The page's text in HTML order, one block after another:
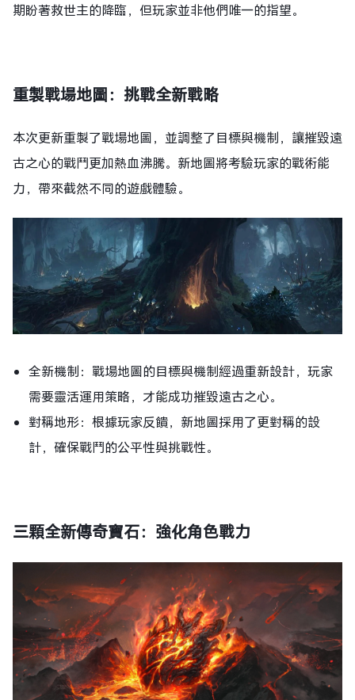
期盼著救世主的降臨，但玩家並非他們唯一的指望。
重製戰場地圖：挑戰全新戰略
本次更新重製了戰場地圖，並調整了目標與機制，讓摧毀遠
古之心的戰鬥更加熱血沸騰。新地圖將考驗玩家的戰術能
力，帶來截然不同的遊戲體驗。
全新機制：戰場地圖的目標與機制經過重新設計，玩家
需要靈活運用策略，才能成功摧毀遠古之心。
對稱地形：根據玩家反饋，新地圖採用了更對稱的設
計，確保戰鬥的公平性與挑戰性。
三顆全新傳奇寶石：強化角色戰力